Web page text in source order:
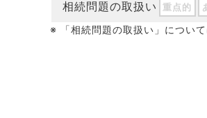
相続問題の取扱い 重点的
※ 「相続問題の取扱い」について